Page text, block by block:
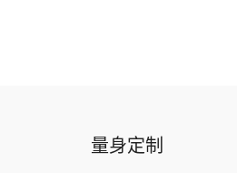
量身定制